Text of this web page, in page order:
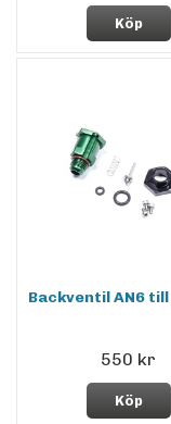
Köp
Backventil AN6 till
550 kr
Köp